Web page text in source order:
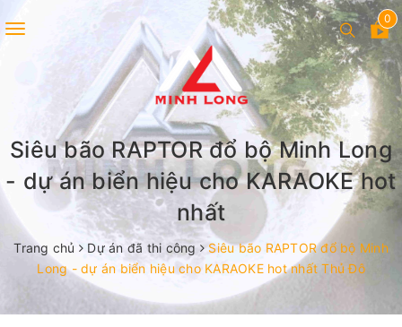
Toggle
0
Siêu bão RAPTOR đổ bộ Minh Long
- dự án biển hiệu cho KARAOKE hot
nhất
Trang chủ Dự án đã thi công
Siêu bão RAPTOR đổ bộ Minh
Long - dự án biển hiệu cho KARAOKE hot nhất Thủ Đô